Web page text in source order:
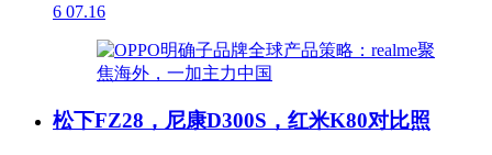
6 07.16
松下FZ28，尼康D300S，红米K80对比照